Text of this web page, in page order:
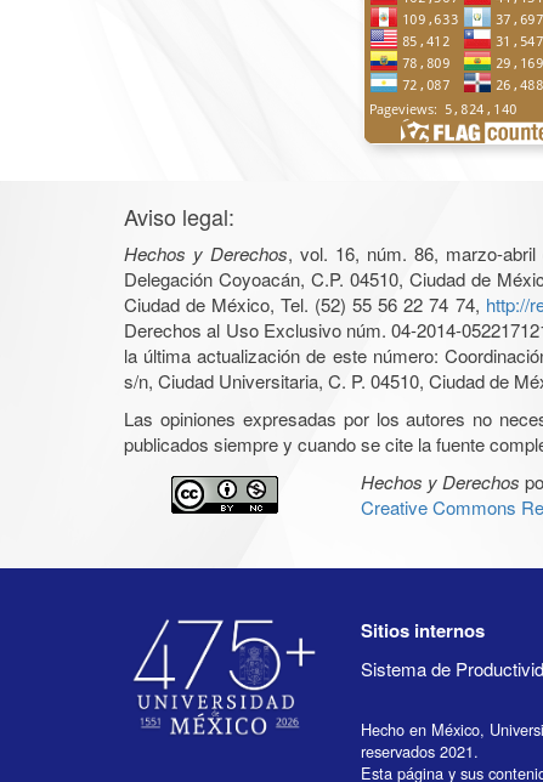
Aviso legal:
Hechos y Derechos, vol. 16, núm. 86, marzo-
Delegación Coyoacán, C.P. 04510, Ciudad de
Ciudad de México, Tel. (52) 55 56 22 74 74, http://
Derechos al Uso Exclusivo núm. 04-2014-
la última actualización de este número:
s/n, Ciudad Universitaria, C. P. 04510, Ciudad de
Las opiniones expresadas por los autores no
publicados siempre y cuando se cite la fuente
Hechos y Derechos
Creative Commons
Sitios internos
Sistema de
Hecho en México,
reservados 2021.
Esta página y sus